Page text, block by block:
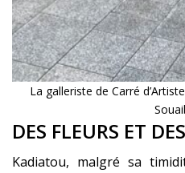
La galleriste de Carré
DES FLEURS ET
Kadiatou, malgré sa